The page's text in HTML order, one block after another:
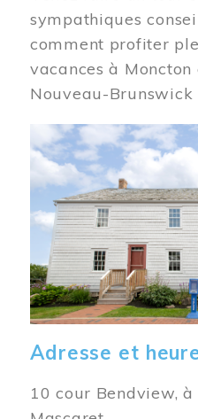
sympathiques
comment profiter
vacances à
Nouveau-Brunswick
Image
Adresse et
10 cour Bendview,